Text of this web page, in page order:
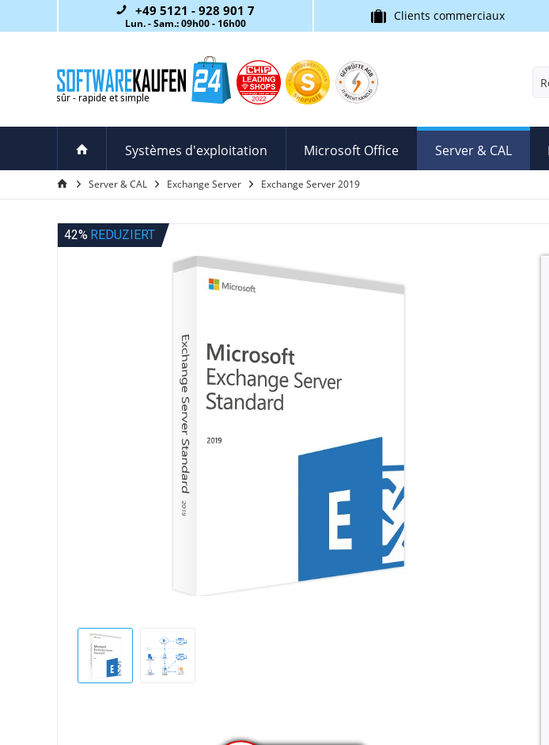
+49 5121 - 928 901 7
Lun. - Sam.: 09h00 - 16h00
Clients commerciaux
Systèmes d'exploitation Microsoft Office Server & CAL
Server & CAL Exchange Server Exchange Server 2019
42% REDUZIERT